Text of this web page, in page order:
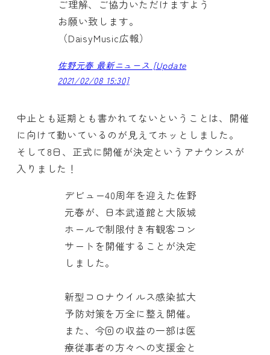
ご理解、ご協力いただけますよう
お願い致します。
（DaisyMusic広報）
佐野元春 最新ニュース [Update
2021/02/08 15:30]
中止とも延期とも書かれてないということは、開催
に向けて動いているのが見えてホッとしました。
そして8日、正式に開催が決定というアナウンスが
入りました！
デビュー40周年を迎えた佐野
元春が、日本武道館と大阪城
ホールで制限付き有観客コン
サートを開催することが決定
しました。
新型コロナウイルス感染拡大
予防対策を万全に整え開催。
また、今回の収益の一部は医
療従事者の方々への支援金と